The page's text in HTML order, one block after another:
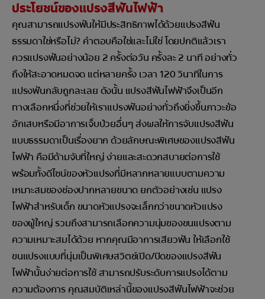
ประโยชน์ของแปรงสีฟันไฟฟ้า
คุณสามารถแปรงฟันให้มีประสิทธิภาพได้ด้วยแปรงสีฟัน
ธรรมดาใช่หรือไม่? คำตอบคือใช่และไม่ใช่ โดยปกติแล้วเรา
ควรแปรงฟันอย่างน้อย 2 ครั้งต่อวัน ครั้งละ 2 นาที อย่างทั่ว
ถึงให้สะอาดหมดจด แต่หลายครั้ง เวลา 120 วินาทีในการ
แปรงฟันกลับถูกละเลย ดังนั้น แปรงสีฟันไฟฟ้าจึงเป็นอีก
ทางเลือกหนึ่งที่ช่วยให้เราแปรงฟันอย่างทั่วถึงยิ่งขึ้นภาวะข้อ
อักเสบหรือมีอาการเจ็บป่วยอื่นๆ ส่งผลให้การจับแปรงสีฟัน
แบบธรรมดาเป็นเรื่องยาก ด้วยลักษณะพิเศษของแปรงสีฟัน
ไฟฟ้า คือมีด้ามจับที่ใหญ่ ง่ายและสะดวกสบายต่อการใช้
พร้อมทั้งดีไซน์ของหัวแปรงที่มีหลากหลายแบบตามความ
เหมาะสมของช่องปากหลายขนาด ยกตัวอย่างเช่น แปรง
ไฟฟ้าสำหรับเด็ก ขนาดหัวแปรงจะเล็กกว่าขนาดหัวแปรง
ของผู้ใหญ่ รวมถึงสามารถเลือกความนุ่มของขนแปรงตาม
ความเหมาะสมได้ด้วย หากคุณมีอาการเสียวฟัน ให้เลือกใช้
ขนแปรงแบบที่นุ่มเป็นพิเศษสวิตช์เปิด/ปิดของแปรงสีฟัน
ไฟฟ้านั้นง่ายต่อการใช้ สามารถปรับระดับการแปรงได้ตาม
ความต้องการ คุณสมบัติเหล่านี้ของแปรงสีฟันไฟฟ้าจะช่วย